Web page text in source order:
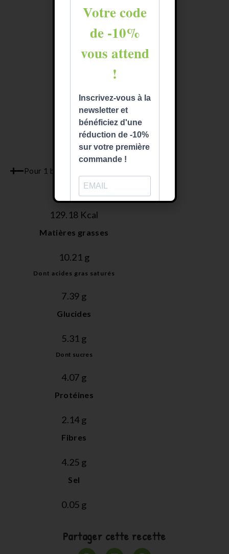
13.88 g
Pour 1 bounty
Énergie
129.18 Kcal
Matières grasses
10.21 g
Dont acides gras saturés
7.39 g
Glucides
5.31 g
Dont sucres
4.07 g
Protéines
2.14 g
Fibres
4.25 g
Sel
0.05 g
Partager cette recette